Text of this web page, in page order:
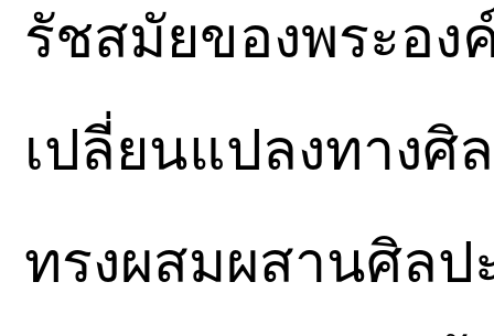
รัชสมัยของพระอง
เปลี่ยนแปลงทาง
ทรงผสมผสานศิล